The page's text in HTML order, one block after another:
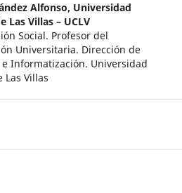
Alfonso, Universidad
Villas – UCLV
Social. Profesor del
Universitaria. Dirección de
Informatización. Universidad
Villas